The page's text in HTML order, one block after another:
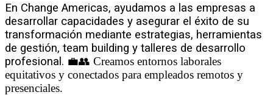
En Change Americas, ayudamos a las empresas a
desarrollar capacidades y asegurar el éxito de su
transformación mediante estrategias, herramientas
de gestión, team building y talleres de desarrollo
profesional. 💼👥 Creamos entornos laborales
equitativos y conectados para empleados remotos y
presenciales.